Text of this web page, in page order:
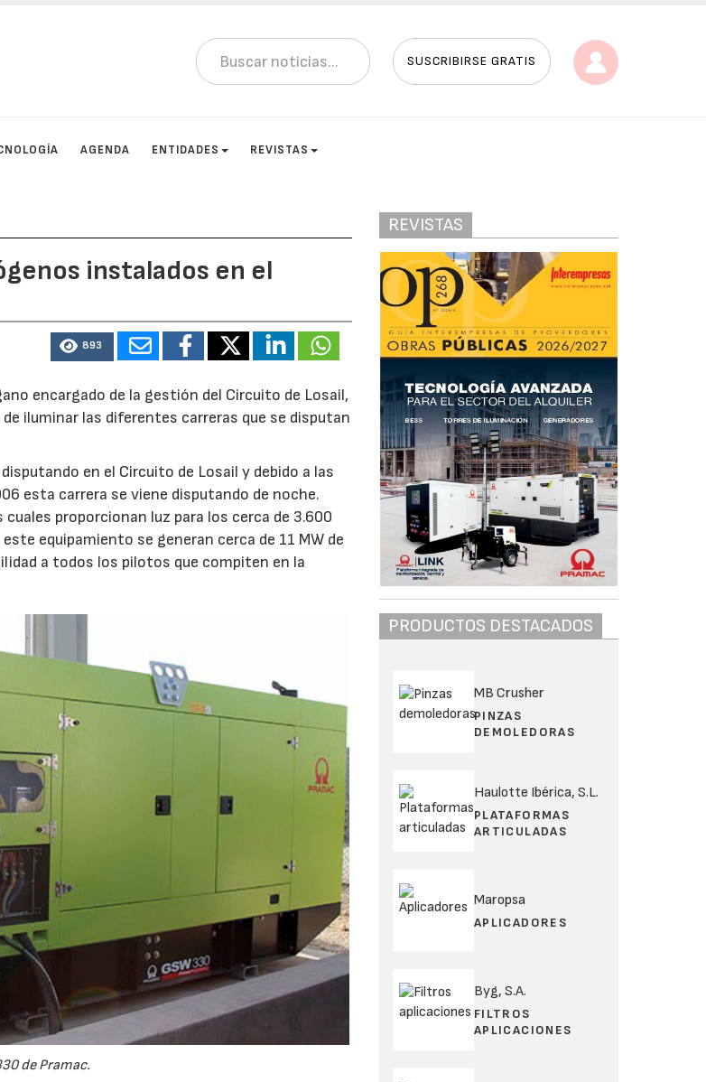
SUSCRIBIRSE GRATIS
AGENDA ENTIDADES REVISTAS
instalados en el
893
encargado de la gestión del Circuito de Losail,
iluminar las diferentes carreras que se disputan
en el Circuito de Losail y debido a las
esta carrera se viene disputando de noche.
proporcionan luz para los cerca de 3.600
equipamiento se generan cerca de 11 MW de
a todos los pilotos que compiten en la
de Pramac.
REVISTAS
PRODUCTOS DESTACADOS
MB Crusher
PINZAS
DEMOLEDORAS
Haulotte Ibérica, S.L.
PLATAFORMAS
ARTICULADAS
Maropsa
APLICADORES
Byg, S.A.
FILTROS
APLICACIONES